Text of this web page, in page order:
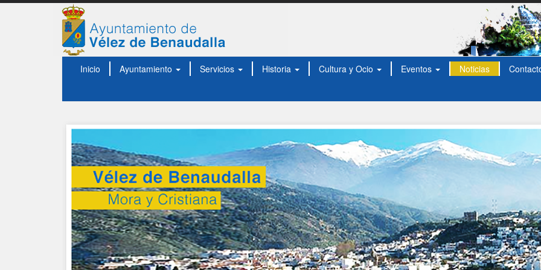
Inicio Ayuntamiento Servicios Historia Cultura y Ocio Eventos Noticias